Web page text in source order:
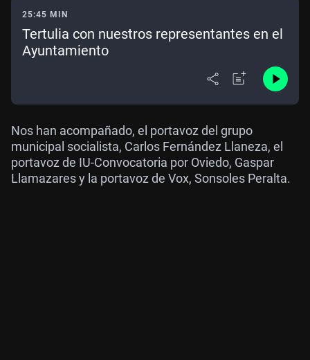
25:45 MIN
Tertulia con nuestros representantes en el
Ayuntamiento
Nos han acompañado, el portavoz del grupo
municipal socialista, Carlos Fernández Llaneza, el
portavoz de IU-Convocatoria por Oviedo, Gaspar
Llamazares y la portavoz de Vox, Sonsoles Peralta.